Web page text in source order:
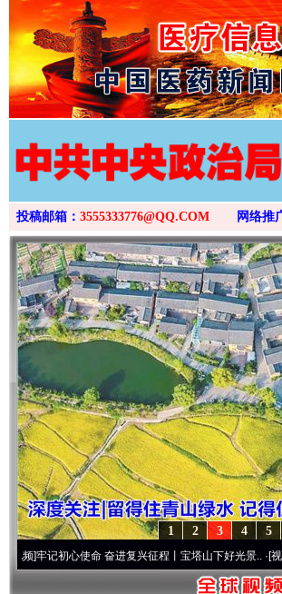
投稿邮箱： 3555333776@QQ.COM 网络推
5
4
3
2
1
初心使命 奋进复兴征程丨宝塔山下好光景..·[视频]因党而